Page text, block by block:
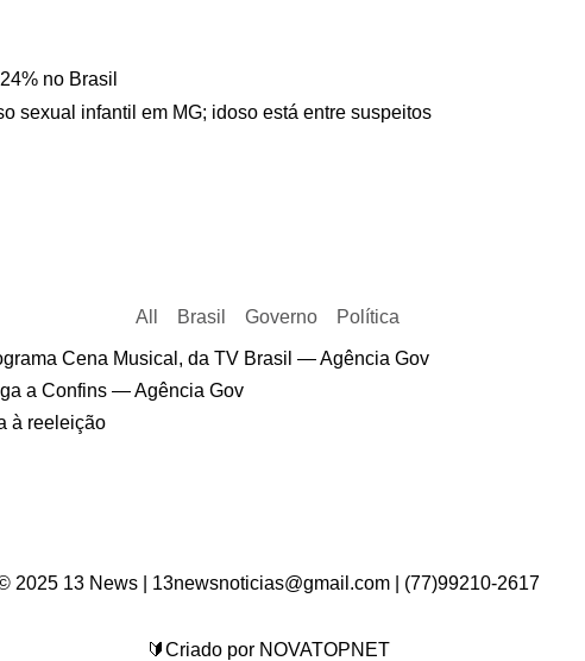
no Brasil
sexual infantil em MG; idoso está entre suspeitos
All Brasil Governo Política
2025 13 News | 13newsnoticias@gmail.com | (77)99210-2617
🔰Criado por NOVATOPNET